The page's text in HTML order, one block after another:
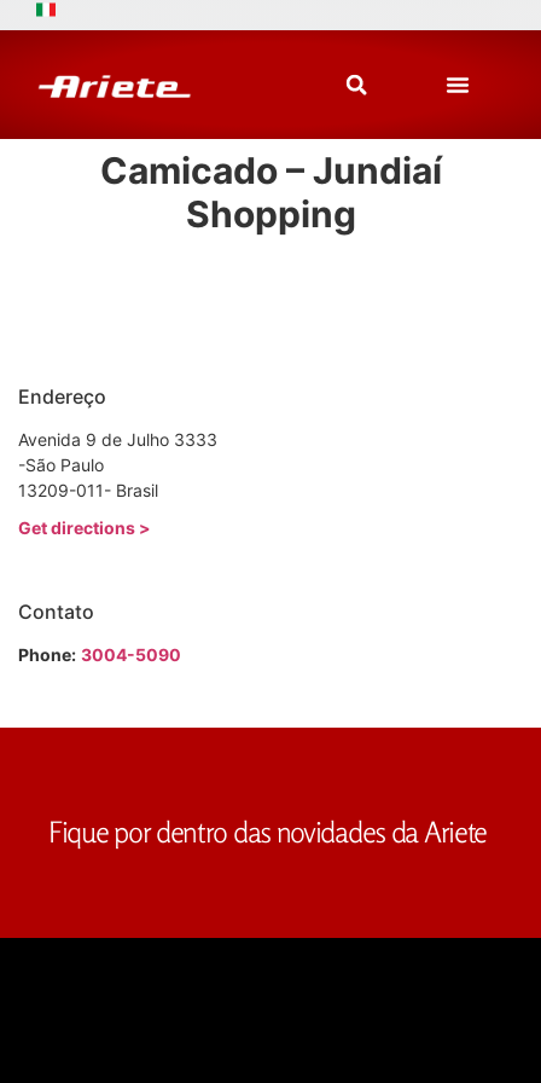
Camicado – Jundiaí
Shopping
Endereço
Avenida 9 de Julho 3333
-São Paulo
13209-011- Brasil
Get directions >
Contato
Phone: 3004-5090
Fique por dentro das novidades da Ariete